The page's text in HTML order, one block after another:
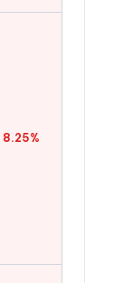
8.25%